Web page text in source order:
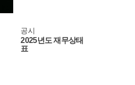
공시
2025년도 재무상태
표